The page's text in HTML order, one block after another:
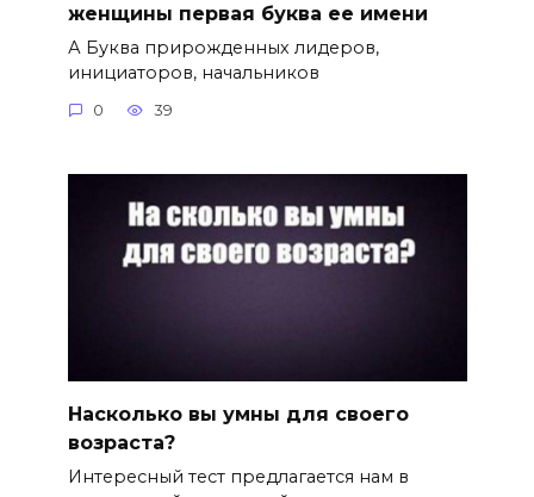
женщины первая буква ее имени
А Буква прирожденных лидеров,
инициаторов, начальников
0 39
Насколько вы умны для своего
возраста?
Интересный тест предлагается нам в